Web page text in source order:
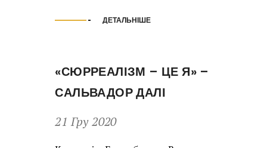
ДЕТАЛЬНІШЕ
«СЮРРЕАЛІЗМ – ЦЕ Я» –
САЛЬВАДОР ДАЛІ
21 Гру 2020